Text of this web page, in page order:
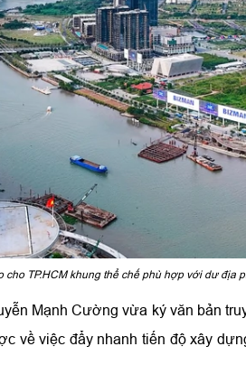
cho TP.HCM khung thể chế phù hợp với dư địa
Mạnh Cường vừa ký văn bản
về việc đẩy nhanh tiến độ xây